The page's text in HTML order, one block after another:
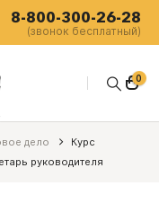
8-800-300-26-28
(звонок бесплатный)
0
дело
Курс
руководителя